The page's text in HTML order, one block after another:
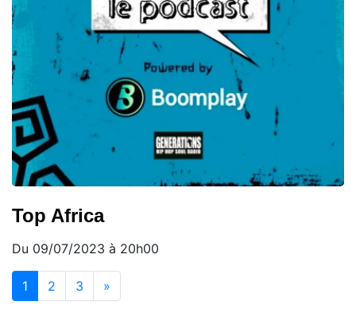
Top Africa
Du 09/07/2023 à 20h00
1 (current)
2 3 »